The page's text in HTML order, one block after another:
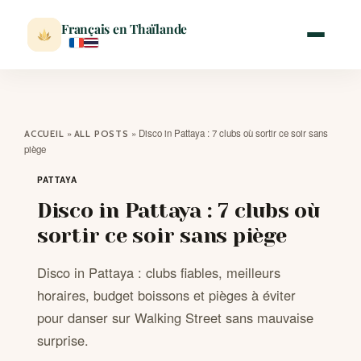
Français en Thaïlande
VISITER
ACCUEIL » ALL POSTS » Disco in Pattaya : 7 clubs où sortir ce soir sans
piège
PATTAYA
Disco in Pattaya : 7 clubs où
sortir ce soir sans piège
Disco in Pattaya : clubs fiables, meilleurs
horaires, budget boissons et pièges à éviter
pour danser sur Walking Street sans mauvaise
surprise.